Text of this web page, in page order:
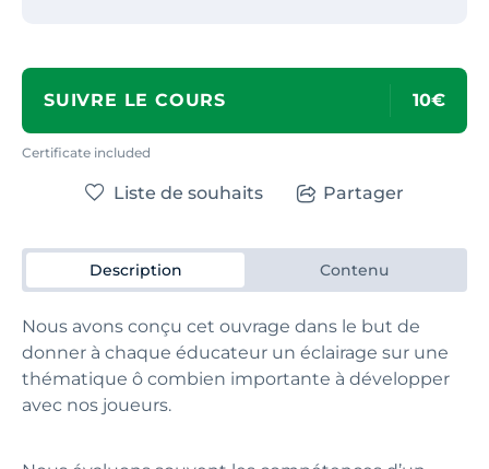
Description Contenu
Nous avons conçu cet ouvrage dans le but de
donner à chaque éducateur un éclairage sur une
thématique ô combien importante à développer
avec nos joueurs.
SUIVRE LE COURS 10€
Certificate included
Liste de souhaits Partager